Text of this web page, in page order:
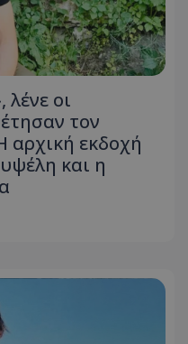
λένε οι
τον
αρχική εκδοχή
και η